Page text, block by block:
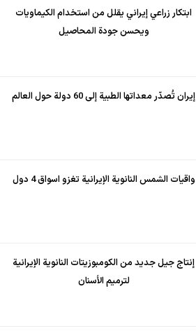
ابتكار زراعي إيراني يقلل من استخدام الكيماويات
ويحسن جودة المحاصيل
إيران تُصدّر معداتها الطبية إلى 60 دولة حول العالم
واقيات الشمس النانوية الإيرانية تغزو اسواق 4 دول
إنتاج جيل جديد من الكومبوزيتات النانوية الإيرانية
لترميم الأسنان